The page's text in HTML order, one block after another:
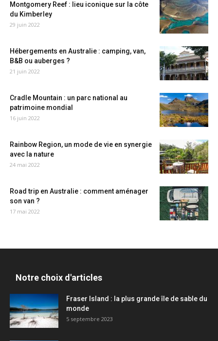
Montgomery Reef : lieu iconique sur la côte
du Kimberley
29 juin 2022
Hébergements en Australie : camping, van,
B&B ou auberges ?
21 juin 2022
Cradle Mountain : un parc national au
patrimoine mondial
16 juin 2022
Rainbow Region, un mode de vie en synergie
avec la nature
24 mai 2022
Road trip en Australie : comment aménager
son van ?
17 mai 2022
Notre choix d'articles
Fraser Island : la plus grande île de sable du
monde
5 septembre 2023